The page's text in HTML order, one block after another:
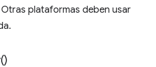
plataformas deben usar
)